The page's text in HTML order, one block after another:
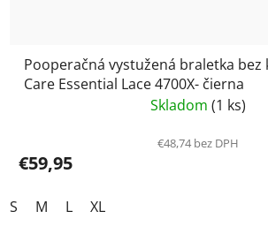
Pooperačná vystužená braletka bez
Care Essential Lace 4700X- čierna
Skladom (1 ks)
€48,74 bez DPH
€59,95
S M L XL